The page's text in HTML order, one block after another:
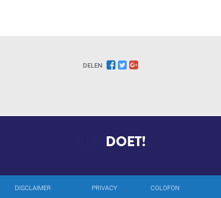
DELEN
DOET!
DISCLAIMER PRIVACY COLOFON